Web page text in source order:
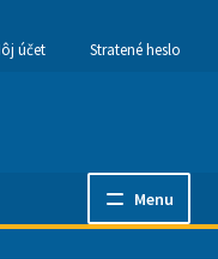
účet
Stratené heslo
Menu